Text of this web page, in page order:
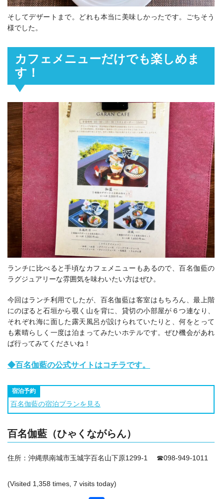
そしてデザートまで。どれも本当に美味しかったです。ごちそう
様でした。
カフェメニューだけでも楽しめま
す！
ランチに比べると手頃なカフェメニューもあるので、百名伽藍の
ラグジュアリーな雰囲気を味わいたい方はぜひ。
今回はランチ利用でしたが、百名伽藍は客室はもちろん、最上階
にのぼると石垣から覗く山を背に、貸切の小部屋が６つ連なり、
それぞれ海に面した露天風呂が設けられていたりと、何をとって
も素晴らしく一度は泊まってみたいホテルです。ぜひ機会があれ
ば行ってみてくださいね！
◆百名伽藍の公式サイトはコチラです。
宿泊予約
百名伽藍の宿泊プランを見る
百名伽藍（ひゃくながらん）
住所： 沖縄県南城市玉城字百名山下原1299-1 ☎098-949-1011
(Visited 1,358 times, 7 visits today)